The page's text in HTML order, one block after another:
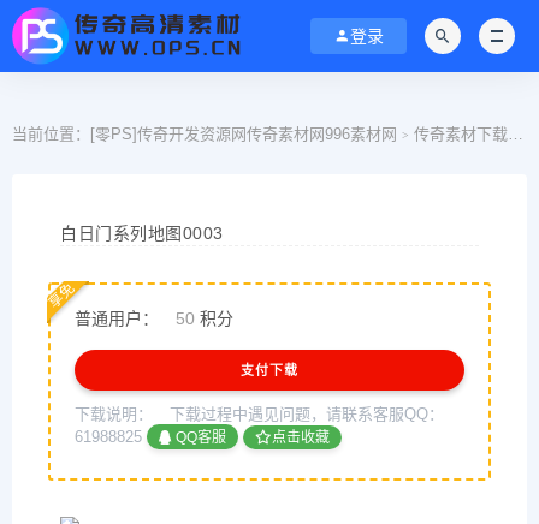
登录
当前位置： [零PS]传奇开发资源网传奇素材网996素材网 > 传奇素材下载
白日门系列地图0003
普通用户： 50 积分
享免
支付下载
下载说明：
下载过程中遇见问题，请联系客服QQ：
61988825
QQ客服 点击收藏